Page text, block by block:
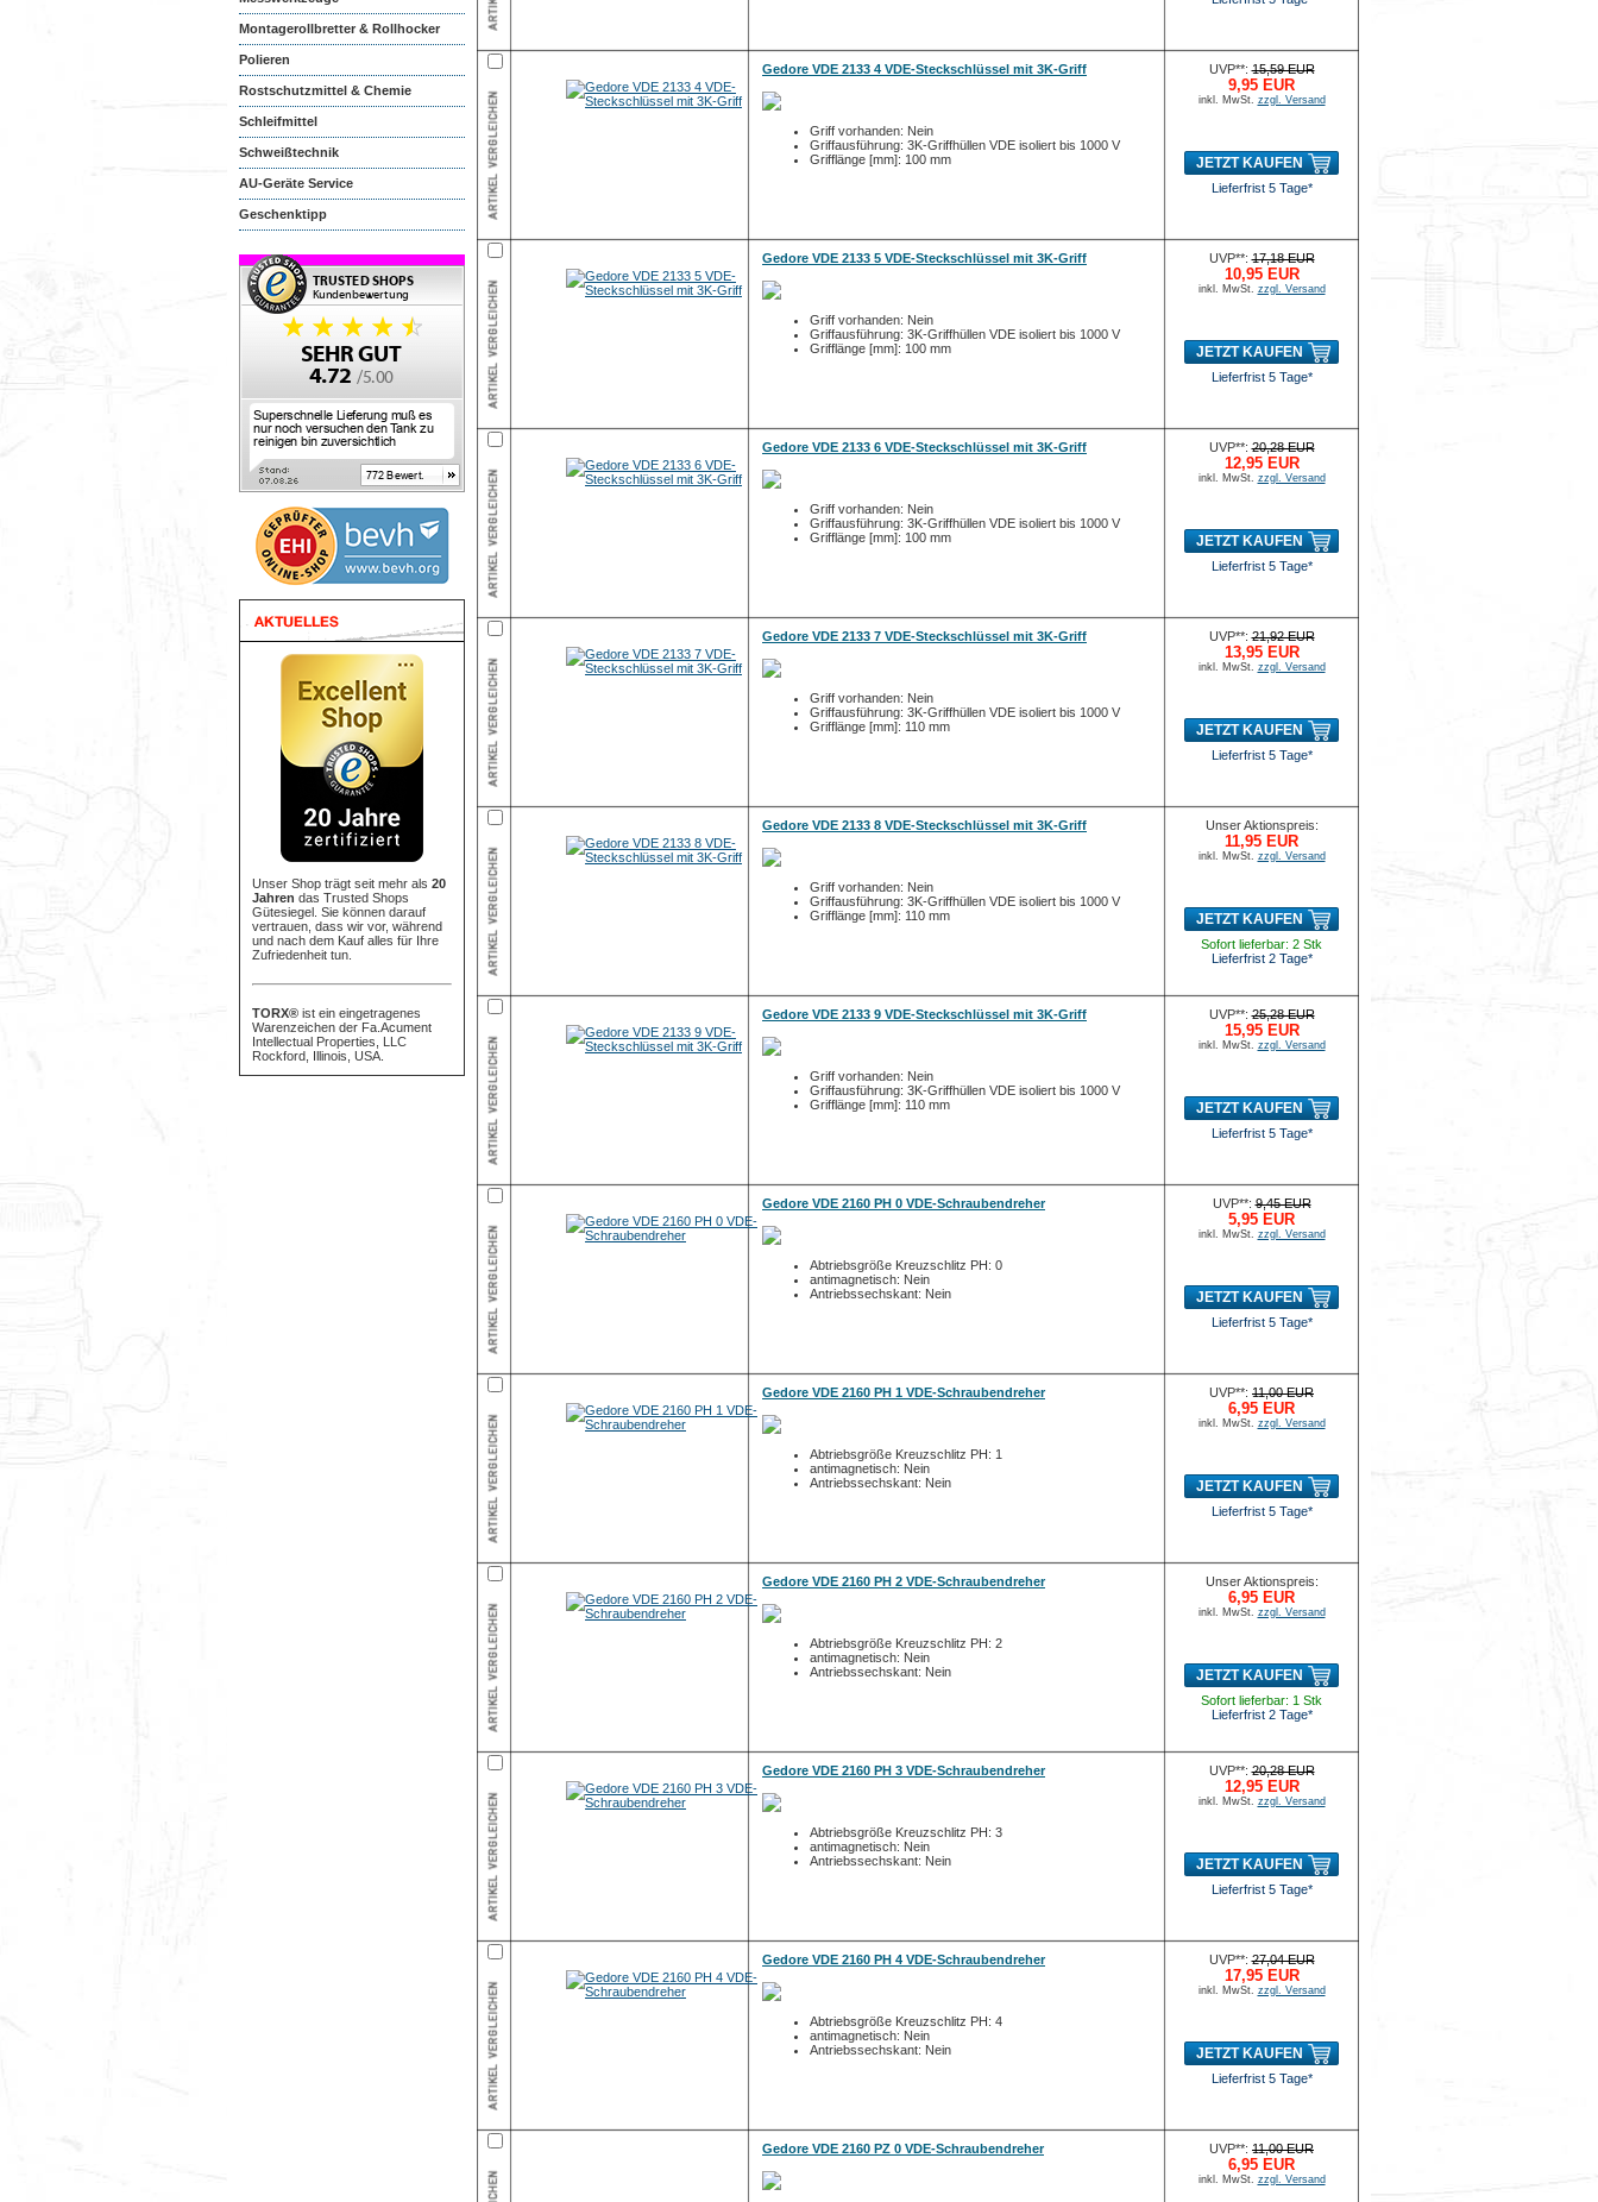
Montagerollbretter & Rollhocker
Polieren
Rostschutzmittel & Chemie
Schleifmittel
Schweißtechnik
AU-Geräte Service
Geschenktipp
Unser Shop trägt seit mehr als 20
Jahren das Trusted Shops
Gütesiegel. Sie können darauf
vertrauen, dass wir vor, während
und nach dem Kauf alles für Ihre
Zufriedenheit tun.
TORX® ist ein eingetragenes
Warenzeichen der Fa.Acument
Intellectual Properties, LLC
Rockford, Illinois, USA.
Gedore VDE 2133 4 VDE-Steckschlüssel mit 3K-Griff
Griff vorhanden: Nein
Griffausführung: 3K-Griffhüllen VDE isoliert bis 1000 V
Grifflänge [mm]: 100 mm
UVP**:15,59 EUR
9,95 EUR
inkl. MwSt. zzgl. Versand
JETZT KAUFEN
Lieferfrist 5 Tage*
Gedore VDE 2133 5 VDE-Steckschlüssel mit 3K-Griff
Griff vorhanden: Nein
Griffausführung: 3K-Griffhüllen VDE isoliert bis 1000 V
Grifflänge [mm]: 100 mm
UVP**:17,18 EUR
10,95 EUR
inkl. MwSt. zzgl. Versand
JETZT KAUFEN
Lieferfrist 5 Tage*
Gedore VDE 2133 6 VDE-Steckschlüssel mit 3K-Griff
Griff vorhanden: Nein
Griffausführung: 3K-Griffhüllen VDE isoliert bis 1000 V
Grifflänge [mm]: 100 mm
UVP**:20,28 EUR
12,95 EUR
inkl. MwSt. zzgl. Versand
JETZT KAUFEN
Lieferfrist 5 Tage*
Gedore VDE 2133 7 VDE-Steckschlüssel mit 3K-Griff
Griff vorhanden: Nein
Griffausführung: 3K-Griffhüllen VDE isoliert bis 1000 V
Grifflänge [mm]: 110 mm
UVP**:21,92 EUR
13,95 EUR
inkl. MwSt. zzgl. Versand
JETZT KAUFEN
Lieferfrist 5 Tage*
Gedore VDE 2133 8 VDE-Steckschlüssel mit 3K-Griff
Griff vorhanden: Nein
Griffausführung: 3K-Griffhüllen VDE isoliert bis 1000 V
Grifflänge [mm]: 110 mm
Unser Aktionspreis:
11,95 EUR
inkl. MwSt. zzgl. Versand
JETZT KAUFEN
Sofort lieferbar: 2 Stk
Lieferfrist 2 Tage*
Gedore VDE 2133 9 VDE-Steckschlüssel mit 3K-Griff
Griff vorhanden: Nein
Griffausführung: 3K-Griffhüllen VDE isoliert bis 1000 V
Grifflänge [mm]: 110 mm
UVP**:25,28 EUR
15,95 EUR
inkl. MwSt. zzgl. Versand
JETZT KAUFEN
Lieferfrist 5 Tage*
Gedore VDE 2160 PH 0 VDE-Schraubendreher
Abtriebsgröße Kreuzschlitz PH: 0
antimagnetisch: Nein
Antriebssechskant: Nein
UVP**:9,45 EUR
5,95 EUR
inkl. MwSt. zzgl. Versand
JETZT KAUFEN
Lieferfrist 5 Tage*
Gedore VDE 2160 PH 1 VDE-Schraubendreher
Abtriebsgröße Kreuzschlitz PH: 1
antimagnetisch: Nein
Antriebssechskant: Nein
UVP**: 11,00 EUR
6,95 EUR
inkl. MwSt. zzgl. Versand
JETZT KAUFEN
Lieferfrist 5 Tage*
Gedore VDE 2160 PH 2 VDE-Schraubendreher
Abtriebsgröße Kreuzschlitz PH: 2
antimagnetisch: Nein
Antriebssechskant: Nein
Unser Aktionspreis:
6,95 EUR
inkl. MwSt. zzgl. Versand
JETZT KAUFEN
Sofort lieferbar: 1 Stk
Lieferfrist 2 Tage*
Gedore VDE 2160 PH 3 VDE-Schraubendreher
Abtriebsgröße Kreuzschlitz PH: 3
antimagnetisch: Nein
Antriebssechskant: Nein
UVP**:20,28 EUR
12,95 EUR
inkl. MwSt. zzgl. Versand
JETZT KAUFEN
Lieferfrist 5 Tage*
Gedore VDE 2160 PH 4 VDE-Schraubendreher
Abtriebsgröße Kreuzschlitz PH: 4
antimagnetisch: Nein
Antriebssechskant: Nein
UVP**:27,04 EUR
17,95 EUR
inkl. MwSt. zzgl. Versand
JETZT KAUFEN
Lieferfrist 5 Tage*
Gedore VDE 2160 PZ 0 VDE-Schraubendreher UVP**: 11,00 EUR
6,95 EUR
inkl. MwSt. zzgl. Versand